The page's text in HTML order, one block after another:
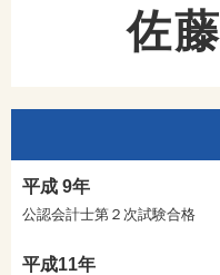
佐
平成 9年
公認会計士第２次試験合格
平成11年